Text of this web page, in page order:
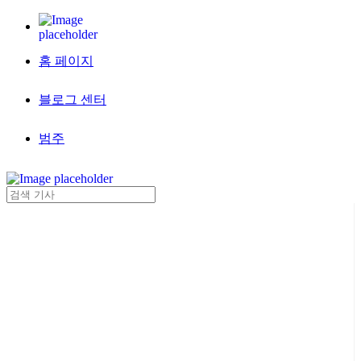
홈 페이지
블로그 센터
범주